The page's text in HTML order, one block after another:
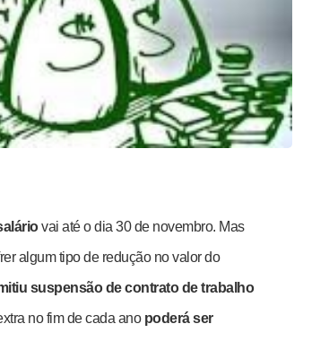
vai até o dia 30 de novembro. Mas
algum tipo de redução no valor do
suspensão de contrato de trabalho
no fim de cada ano poderá ser